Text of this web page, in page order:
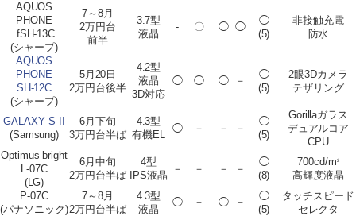
AQUOS
PHONE
fSH-13C
(シャープ)
7～8月
2万円台
前半
3.7型
液晶
- 〇 ◯ ◯
◯
(5)
非接触充電
防水
AQUOS
PHONE
SH-12C
(シャープ)
5月20日
2万円台後半
4.2型
液晶
3D対応
◯ ◯ ◯ －
◯
(5)
2眼3Dカメラ
テザリング
GALAXY S II
(Samsung)
6月下旬
3万円台半ば
4.3型
有機EL
◯ － － －
◯
(5)
Gorillaガラス
デュアルコア
CPU
Optimus bright
L-07C
(LG)
6月中旬
2万円台半ば
4型
IPS液晶
－ － － －
◯
(8)
700cd/m2
高輝度液晶
P-07C
(パナソニック)
7～8月
2万円台半ば
4.3型
液晶
◯ － ◯ －
◯
(5)
タッチスピード
セレクタ